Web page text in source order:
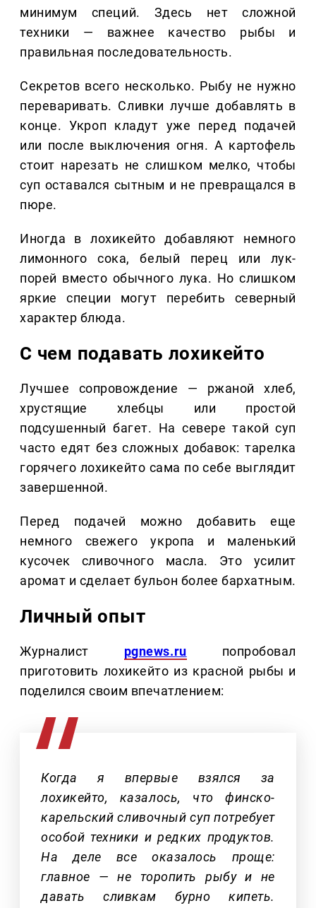
минимум специй. Здесь нет сложной
техники — важнее качество рыбы и
правильная последовательность.
Секретов всего несколько. Рыбу не нужно
переваривать. Сливки лучше добавлять в
конце. Укроп кладут уже перед подачей
или после выключения огня. А картофель
стоит нарезать не слишком мелко, чтобы
суп оставался сытным и не превращался в
пюре.
Иногда в лохикейто добавляют немного
лимонного сока, белый перец или лук-
порей вместо обычного лука. Но слишком
яркие специи могут перебить северный
характер блюда.
С чем подавать лохикейто
Лучшее сопровождение — ржаной хлеб,
хрустящие хлебцы или простой
подсушенный багет. На севере такой суп
часто едят без сложных добавок: тарелка
горячего лохикейто сама по себе выглядит
завершенной.
Перед подачей можно добавить еще
немного свежего укропа и маленький
кусочек сливочного масла. Это усилит
аромат и сделает бульон более бархатным.
Личный опыт
Журналист pgnews.ru попробовал
приготовить лохикейто из красной рыбы и
поделился своим впечатлением:
Когда я впервые взялся за
лохикейто, казалось, что финско-
карельский сливочный суп потребует
особой техники и редких продуктов.
На деле все оказалось проще:
главное — не торопить рыбу и не
давать сливкам бурно кипеть.